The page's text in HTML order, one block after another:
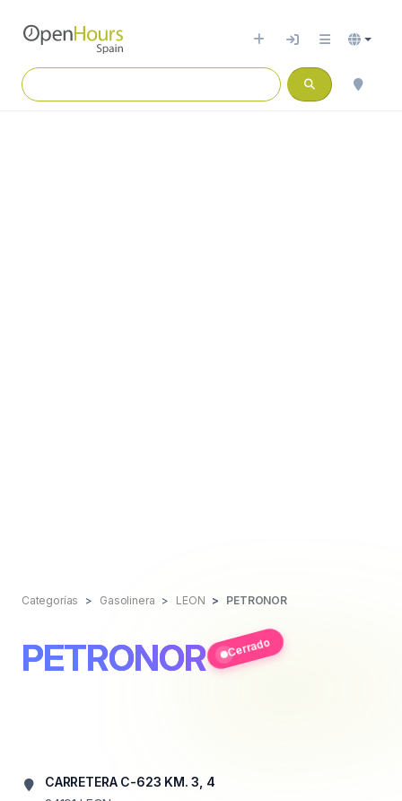
Categorías Gasolinera LEON PETRONOR
PETRONOR Cerrado
CARRETERA C-623 KM. 3, 4